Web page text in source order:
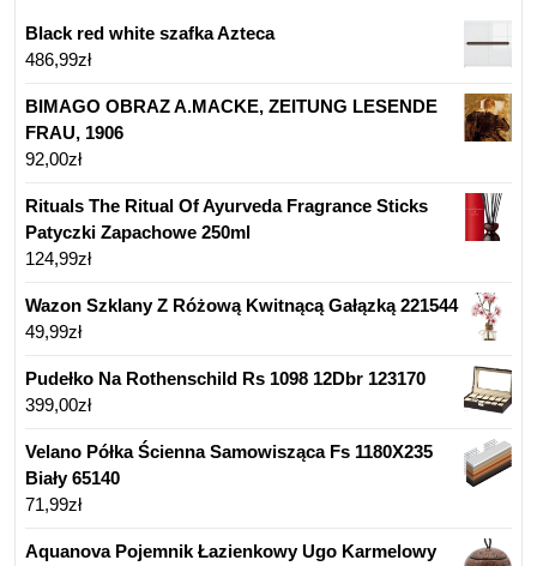
Black red white szafka Azteca
486,99zł
BIMAGO OBRAZ A.MACKE, ZEITUNG LESENDE
FRAU, 1906
92,00zł
Rituals The Ritual Of Ayurveda Fragrance Sticks
Patyczki Zapachowe 250ml
124,99zł
Wazon Szklany Z Różową Kwitnącą Gałązką 221544
49,99zł
Pudełko Na Rothenschild Rs 1098 12Dbr 123170
399,00zł
Velano Półka Ścienna Samowisząca Fs 1180X235
Biały 65140
71,99zł
Aquanova Pojemnik Łazienkowy Ugo Karmelowy